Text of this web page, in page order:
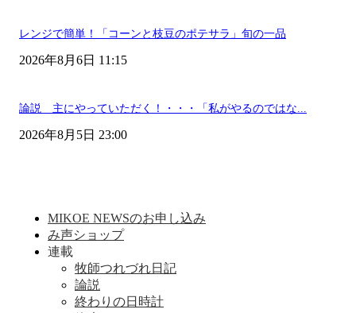
レンジで簡単！「コーンと枝豆のポテサラ」旬の一品
2026年8月6日 11:15
論説 主にやっていただく！・・・「私がやるのではな...
2026年8月5日 23:00
MIKOE NEWSのお申し込み
み声ショップ
連載
牧師つれづれ日記
論説
終わりの日時計